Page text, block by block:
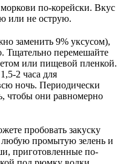
по-корейски. Вкус
или не острую.
заменить 9% уксусом),
Тщательно перемешайте
или пищевой пленкой.
2 часа для
ночь. Периодически
чтобы они равномерно
пробовать закуску
любую промытую зелень и
приготовленные по-